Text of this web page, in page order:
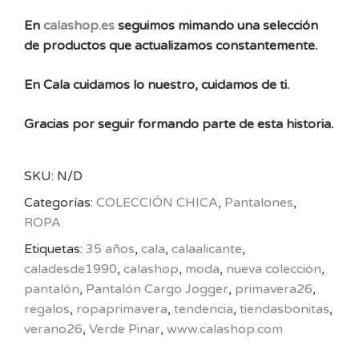
En calashop.es seguimos mimando una selección
de productos que actualizamos constantemente.
En Cala cuidamos lo nuestro, cuidamos de ti.
Gracias por seguir formando parte de esta historia.
SKU: N/D
Categorías: COLECCIÓN CHICA, Pantalones,
ROPA
Etiquetas: 35 años, cala, calaalicante,
caladesde1990, calashop, moda, nueva colección,
pantalón, Pantalón Cargo Jogger, primavera26,
regalos, ropaprimavera, tendencia, tiendasbonitas,
verano26, Verde Pinar, www.calashop.com